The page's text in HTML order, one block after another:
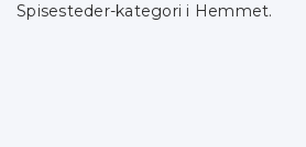
Spisesteder-kategori i Hemmet.